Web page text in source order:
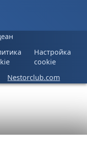
Настройка
cookie
Nestorclub.com